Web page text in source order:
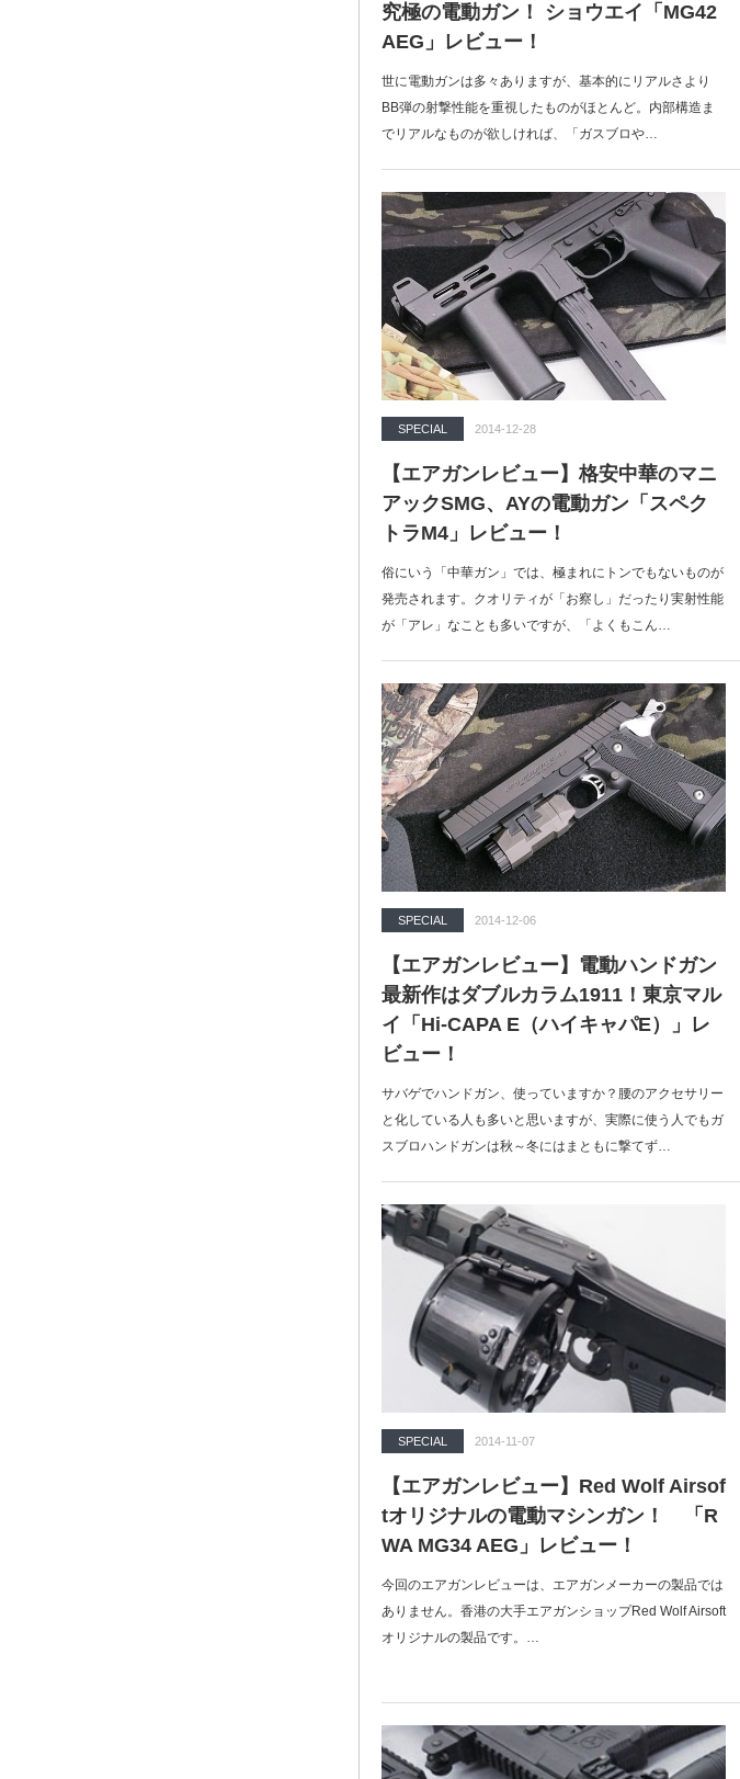
究極の電動ガン！ ショウエイ「MG42
AEG」レビュー！
世に電動ガンは多々ありますが、基本的にリアルさより
BB弾の射撃性能を重視したものがほとんど。内部構造ま
でリアルなものが欲しければ、「ガスブロや…
SPECIAL 2014-12-28
【エアガンレビュー】格安中華のマニ
アックSMG、AYの電動ガン「スペク
トラM4」レビュー！
俗にいう「中華ガン」では、極まれにトンでもないものが
発売されます。クオリティが「お察し」だったり実射性能
が「アレ」なことも多いですが、「よくもこん…
SPECIAL 2014-12-06
【エアガンレビュー】電動ハンドガン
最新作はダブルカラム1911！東京マル
イ「Hi-CAPA E（ハイキャパE）」レ
ビュー！
サバゲでハンドガン、使っていますか？腰のアクセサリー
と化している人も多いと思いますが、実際に使う人でもガ
スブロハンドガンは秋～冬にはまともに撃てず…
SPECIAL 2014-11-07
【エアガンレビュー】Red Wolf Airsof
tオリジナルの電動マシンガン！ 「R
WA MG34 AEG」レビュー！
今回のエアガンレビューは、エアガンメーカーの製品では
ありません。香港の大手エアガンショップRed Wolf Airsoft
オリジナルの製品です。…